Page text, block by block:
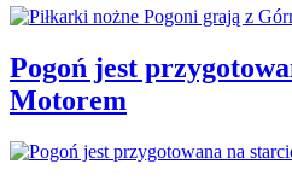
Pogoń jest
Motorem